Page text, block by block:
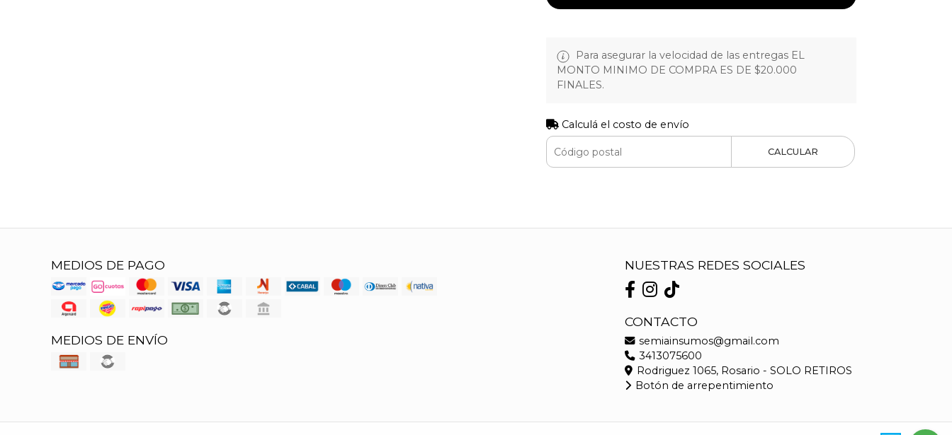
Para asegurar la velocidad de las entregas EL
MONTO MINIMO DE COMPRA ES DE $20.000
FINALES.
Calculá el costo de envío
CALCULAR
MEDIOS DE PAGO
MEDIOS DE ENVÍO
NUESTRAS REDES SOCIALES
CONTACTO
semiainsumos@gmail.com
3413075600
Rodriguez 1065, Rosario - SOLO RETIROS
Botón de arrepentimiento